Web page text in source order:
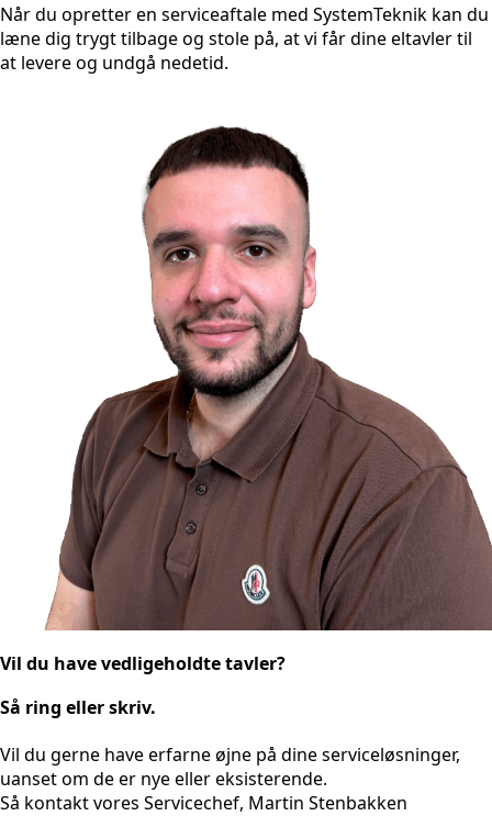
Når du opretter en serviceaftale med SystemTeknik kan du
læne dig trygt tilbage og stole på, at vi får dine eltavler til
at levere og undgå nedetid.
Vil du have vedligeholdte tavler?
Så ring eller skriv.
Vil du gerne have erfarne øjne på dine serviceløsninger,
uanset om de er nye eller eksisterende.
Så kontakt vores Servicechef, Martin Stenbakken